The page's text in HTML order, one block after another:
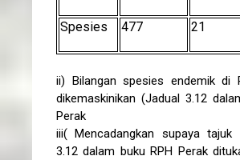
Spesies 477 21
ii) Bilangan spesies endemik di
dikemaskinikan (Jadual 3.12
Perak
iii( Mencadangkan supaya tajuk
3.12 dalam buku RPH Perak